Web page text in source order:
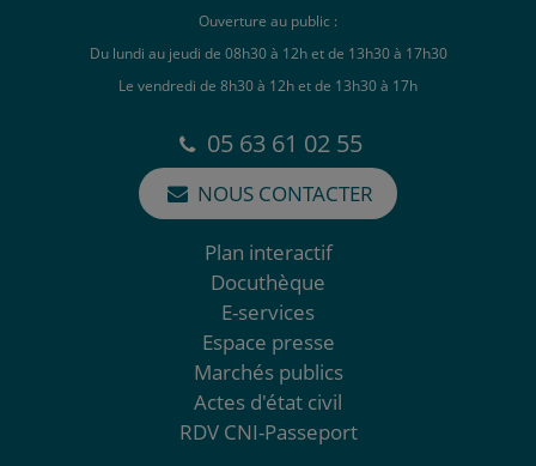
Ouverture au public :
Du lundi au jeudi de 08h30 à 12h et de 13h30 à 17h30
Le vendredi de 8h30 à 12h et de 13h30 à 17h
05 63 61 02 55
NOUS CONTACTER
Plan interactif
Docuthèque
E-services
Espace presse
Marchés publics
Actes d'état civil
RDV CNI-Passeport